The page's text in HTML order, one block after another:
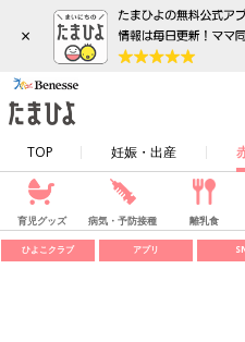
×
TOP 妊娠・出産
育児グッズ 病気・予防接種 離乳食
ひよこクラブ アプリ